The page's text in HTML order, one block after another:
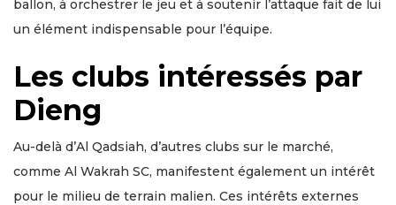
ballon, à orchestrer le jeu et à soutenir l’attaque fait de lui
un élément indispensable pour l’équipe.
Les clubs intéressés par
Dieng
Au-delà d’Al Qadsiah, d’autres clubs sur le marché,
comme Al Wakrah SC, manifestent également un intérêt
pour le milieu de terrain malien. Ces intérêts externes